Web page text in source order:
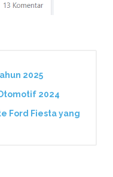
2025
2024
Ford Fiesta yang